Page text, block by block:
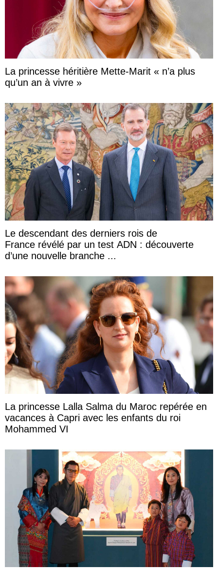
La princesse héritière Mette-Marit « n’a plus
qu’un an à vivre »
Le descendant des derniers rois de
France révélé par un test ADN : découverte
d’une nouvelle branche ...
La princesse Lalla Salma du Maroc repérée en
vacances à Capri avec les enfants du roi
Mohammed VI